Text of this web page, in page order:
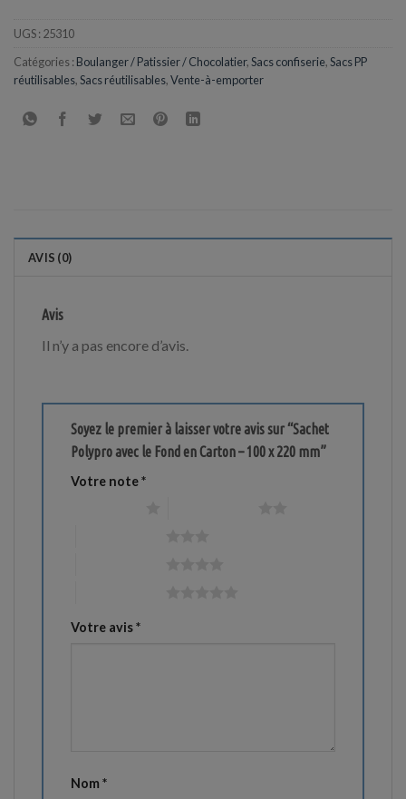
UGS : 25310
Catégories : Boulanger / Patissier / Chocolatier,Sacs confiserie,Sacs PP
réutilisables,Sacs réutilisables,Vente-à-emporter
AVIS (0)
Avis
Il n’y a pas encore d’avis.
Soyez le premier à laisser votre avis sur “Sachet
Polypro avec le Fond en Carton – 100 x 220 mm”
Votre note*
Votre avis*
Nom *